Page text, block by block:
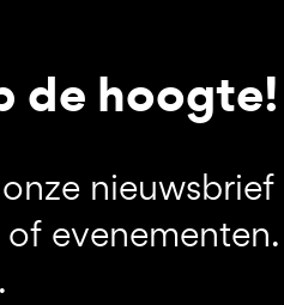
de hoogte!